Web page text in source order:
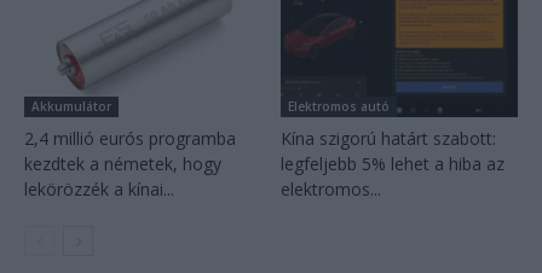
Akkumulátor
2,4 millió eurós programba
kezdtek a németek, hogy
lekörözzék a kínai...
Elektromos autó
Kína szigorú határt szabott:
legfeljebb 5% lehet a hiba az
elektromos...